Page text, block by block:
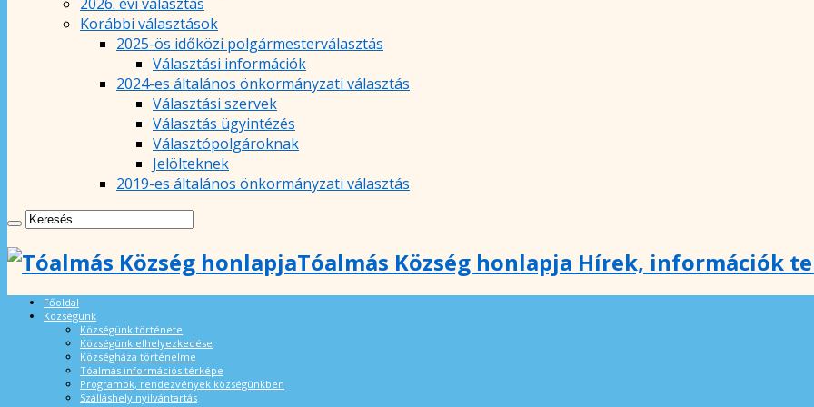
Korábbi választások
2025-ös időközi polgármesterválasztás
Választási információk
2024-es általános önkormányzati választás
Választási szervek
Választás ügyintézés
Választópolgároknak
Jelölteknek
2019-es általános önkormányzati választás
Tóalmás Község honlapja Hírek, információk
Főoldal
Községünk
Községünk története
Községünk elhelyezkedése
Községháza történelme
Tóalmás információs térképe
Programok, rendezvények községünkben
Szálláshely nyilvántartás